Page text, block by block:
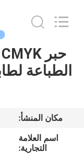
منزل
أشرطة
فيديو
Supplier
Reserved.
الطباعة
مكان المنشأ:
اسم العلامة
التجارية: